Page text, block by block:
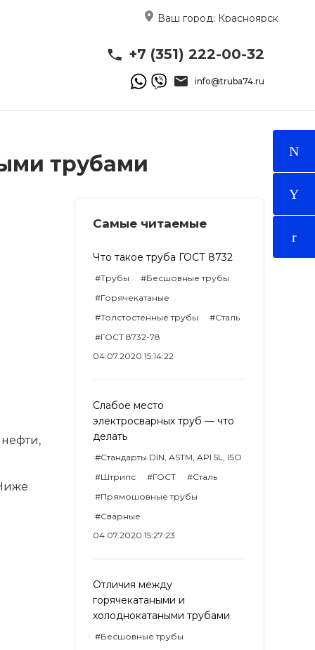
Ваш город: Красноярск
+7 (351) 222-00-32
info@truba74.ru
трубами
Самые читаемые
Что такое труба ГОСТ 8732
#Трубы
#Бесшовные трубы
#Горячекатаные
#Толстостенные трубы
#Сталь
#ГОСТ 8732-78
04.07.2020 15:14:22
Слабое место
электросварных труб — что
делать
#Стандарты DIN, ASTM, API 5L, ISO
#Штрипс
#ГОСТ
#Сталь
#Прямошовные трубы
#Сварные
04.07.2020 15:27:23
Отличия между
горячекатаными и
холоднокатаными трубами
#Бесшовные трубы